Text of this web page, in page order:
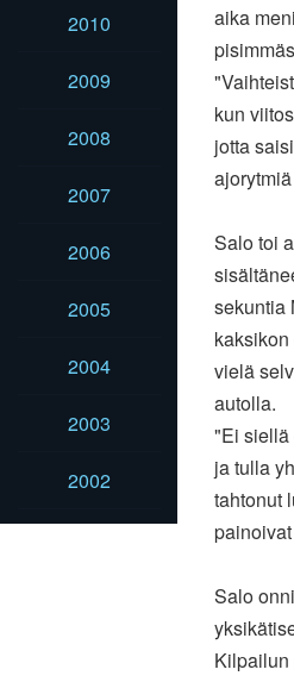
2010
2009
2008
2007
2006
2005
2004
2003
2002
aika
kun
jotta
Salo toi
sekuntia
vielä
autolla.
"Ei siellä
ja tulla
tahtonut
Salo